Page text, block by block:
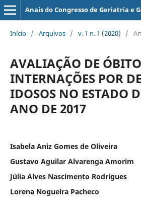
Anais do Congresso de Geriatria e
Início / Arquivos / v. 1 n. 1 (2020) /
AVALIAÇÃO DE
INTERNAÇÕES POR
IDOSOS NO ESTADO
ANO DE 2017
Isabela Aniz Gomes de Oliveira
Gustavo Aguilar Alvarenga Amorim
Júlia Alves Nascimento Rodrigues
Lorena Nogueira Pacheco